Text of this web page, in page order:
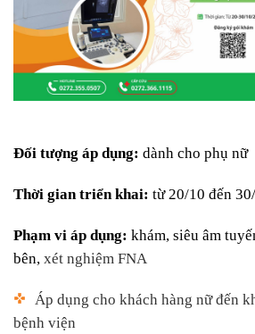
Đối tượng áp dụng: dành cho phụ nữ
Thời gian triển khai: từ 20/10 đến
Phạm vi áp dụng: khám, siêu âm
bên, xét nghiệm FNA
Áp dụng cho khách hàng nữ đến
bệnh viện